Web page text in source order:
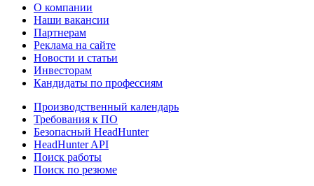
О компании
Наши вакансии
Партнерам
Реклама на сайте
Новости и статьи
Инвесторам
Кандидаты по профессиям
Производственный календарь
Требования к ПО
Безопасный HeadHunter
HeadHunter API
Поиск работы
Поиск по резюме